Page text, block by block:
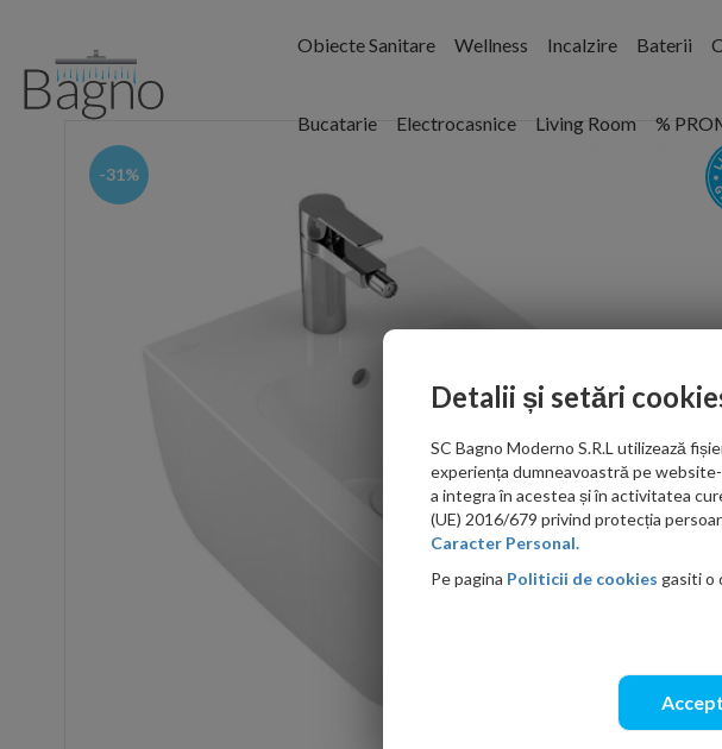
Obiecte Sanitare Wellness Incalzire Baterii
Bucatarie Electrocasnice Living Room %
-31%
Detalii și setări
SC Bagno Moderno S.R.L utilizează
experiența dumneavoastră pe
a integra în acestea și în activitatea
(UE) 2016/679 privind protecția
Caracter Personal.
Pe pagina Politicii de cookies gasiti o